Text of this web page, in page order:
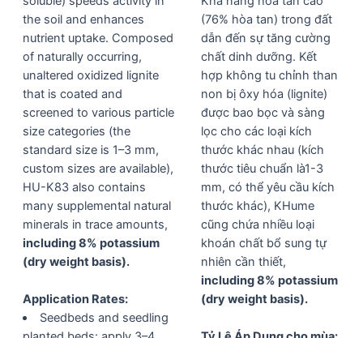
the soil and enhances
nutrient uptake. Composed
of naturally occurring,
unaltered oxidized lignite
that is coated and
screened to various particle
size categories (the
standard size is 1–3 mm,
custom sizes are available),
HU-K83 also contains
many supplemental natural
minerals in trace amounts,
including 8% potassium
(dry weight basis).
Application Rates:
Seedbeds and seedling
(76% hòa tan) trong đất
dẫn đến sự tăng cường
chất dinh dưỡng. Kết
hợp không tu chỉnh than
non bị ôxy hóa (lignite)
được bao bọc và sàng
lọc cho các loại kích
thước khác nhau (kích
thước tiêu chuẩn là1-3
mm, có thể yêu cầu kích
thước khác), KHume
cũng chứa nhiều loại
khoán chất bổ sung tự
nhiên cần thiết,
including 8% potassium
(dry weight basis).